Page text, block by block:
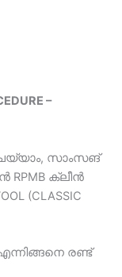
–
സാംസങ്
ക്ലീൻ
(CLASSIC
രണ്ട്